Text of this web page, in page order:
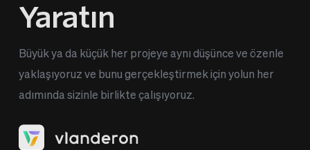
Yaratın
Büyük ya da küçük her projeye aynı düşünce ve özenle
yaklaşıyoruz ve bunu gerçekleştirmek için yolun her
adımında sizinle birlikte çalışıyoruz.